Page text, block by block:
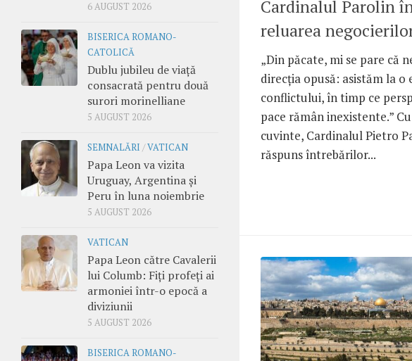
Cardinalul Parolin
reluarea
„Din păcate, mi se pare că
direcția opusă: asistăm la o
conflictului, în timp ce
pace rămân inexistente.”
cuvinte, Cardinalul Pietro
răspuns întrebărilor...
6 AUGUST 2026
BISERICA ROMANO-
CATOLICĂ
Dublu jubileu de viață
consacrată pentru două
surori morinelliane
5 AUGUST 2026
SEMNALĂRI /VATICAN
Papa Leon va vizita
Uruguay, Argentina și
Peru în luna noiembrie
5 AUGUST 2026
VATICAN
Papa Leon către Cavalerii
lui Columb: Fiți profeți ai
armoniei într-o epocă a
diviziunii
5 AUGUST 2026
BISERICA ROMANO-